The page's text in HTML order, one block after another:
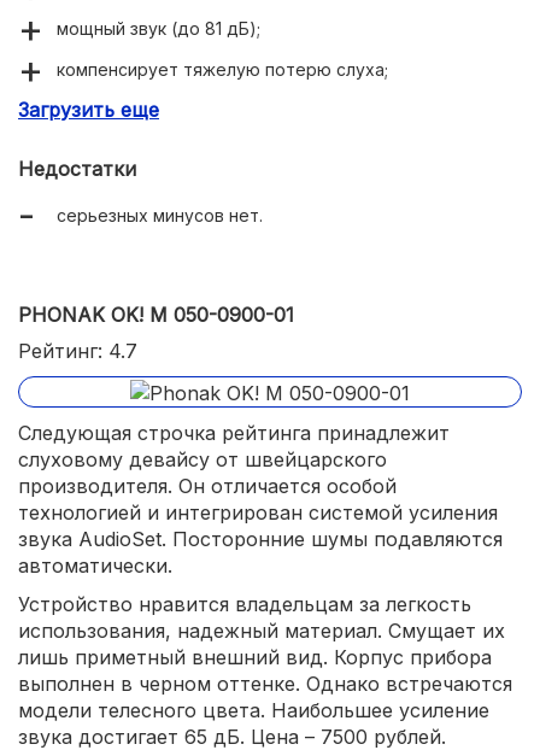
мощный звук (до 81 дБ);
компенсирует тяжелую потерю слуха;
прямой аудио-выход;
Загрузить еще
Недостатки
серьезных минусов нет.
PHONAK OK! М 050-0900-01
Рейтинг: 4.7
Следующая строчка рейтинга принадлежит
слуховому девайсу от швейцарского
производителя. Он отличается особой
технологией и интегрирован системой усиления
звука AudioSet. Посторонние шумы подавляются
автоматически.
Устройство нравится владельцам за легкость
использования, надежный материал. Смущает их
лишь приметный внешний вид. Корпус прибора
выполнен в черном оттенке. Однако встречаются
модели телесного цвета. Наибольшее усиление
звука достигает 65 дБ. Цена – 7500 рублей.